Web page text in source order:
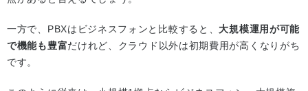
一方で、PBXはビジネスフォンと比較すると、 大規模運用が可能
で機能も豊富だけれど、クラウド以外は初期費用が高くなりがち
です。